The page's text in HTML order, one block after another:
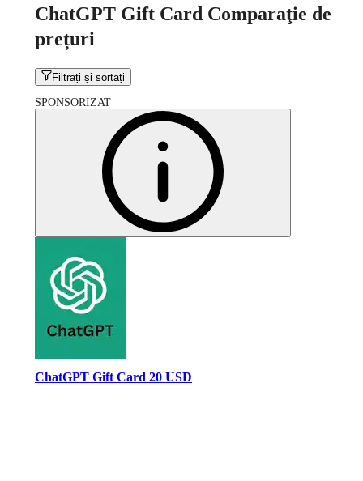
ChatGPT Gift Card Comparaţie de
prețuri
Filtrați și sortați
SPONSORIZAT
ChatGPT Gift Card 20 USD